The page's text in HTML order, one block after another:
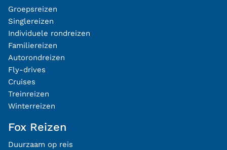
Groepsreizen
Singlereizen
Individuele rondreizen
Familiereizen
Autorondreizen
Fly-drives
Cruises
Treinreizen
Winterreizen
Fox Reizen
Duurzaam op reis